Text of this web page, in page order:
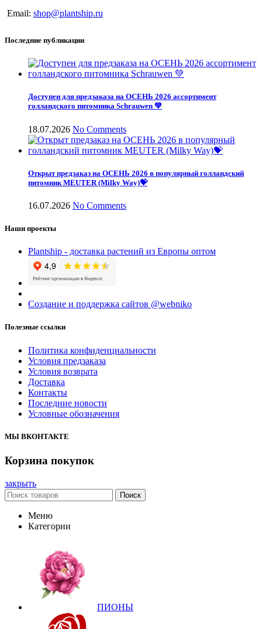
Email: shop@plantship.ru
Последние публикации
Доступен для предзаказа на ОСЕНЬ 2026 ассортимент
голландского питомника Schrauwen 💚
18.07.2026 No Comments
Открыт предзаказ на ОСЕНЬ 2026 в популярный голландский
питомник MEUTER (Milky Way)💝
16.07.2026 No Comments
Наши проекты
Plantship - доставка растений из Европы оптом
Создание и поддержка сайтов @webniko
Полезные ссылки
Политика конфиденциальности
Условия предзаказа
Условия возврата
Доставка
Контакты
Последние новости
Условные обозначения
МЫ ВКОНТАКТЕ
Корзина покупок
закрыть
Поиск
Меню
Категории
ПИОНЫ